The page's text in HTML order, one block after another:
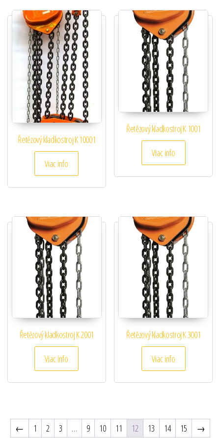
Řetězový kladkostroj K 10001
Viac info
Řetězový kladkostroj K 1001
Viac info
Řetězový kladkostroj K 2001
Viac info
Řetězový kladkostroj K 3001
Viac info
← 1 2 3 … 9 10 11 12 13 14 15 →